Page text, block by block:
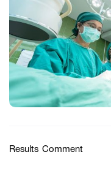
Results Comment